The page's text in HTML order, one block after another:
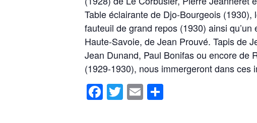
Table éclairante de Djo-Bourgeois
fauteuil de grand repos (1930) ainsi
Haute-Savoie, de Jean Prouvé. Tapis de
Jean Dunand, Paul Bonifas ou encore de
(1929-1930), nous immergeront dans ces
Facebook
Twitter
Email